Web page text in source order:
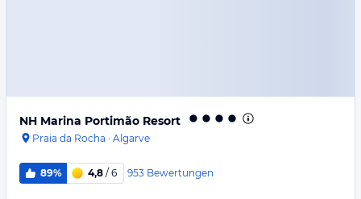
NH Marina Portimão Resort
Praia da Rocha · Algarve
89% 4,8 / 6 953 Bewertungen